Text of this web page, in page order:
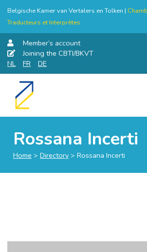
Belgische Kamer van Vertalers en Tolken |
Traducteurs et Interprètes
Member’s account
Joining the CBTI/BKVT
NL
FR DE
Skip
Rossana Incerti
Home > Directory > Rossana Incerti